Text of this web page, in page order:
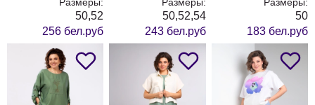
50,52
256 бел.руб
50,52,54
243 бел.руб
50
183 бел.руб